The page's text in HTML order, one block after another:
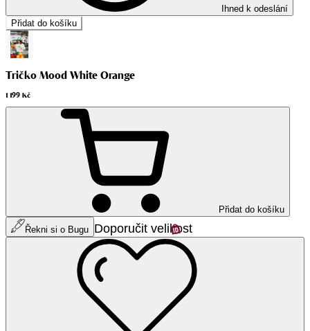
Ihned k odeslání
Přidat do košíku
Tričko Mood White Orange
1 199 Kč
Přidat do košíku
Řekni si o Bugu Doporučit velikost